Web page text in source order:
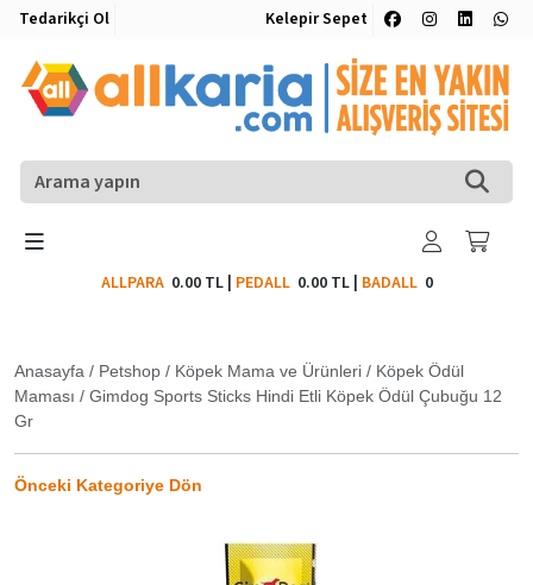
Tedarikçi Ol Kelepir Sepet
ALLPARA 0.00 TL| PEDALL 0.00 TL| BADALL0
Anasayfa / Petshop / Köpek Mama ve Ürünleri / Köpek Ödül
Maması / Gimdog Sports Sticks Hindi Etli Köpek Ödül Çubuğu 12
Gr
Önceki Kategoriye Dön